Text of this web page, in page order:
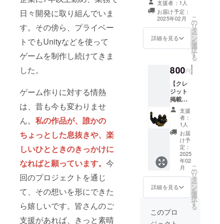
日々開発に取り組んでいま
す。その傍ら、プライベー
トでもUnityなどを使って
ゲームを制作し続けてきま
した。
ゲーム作りに対する情熱
は、昔も今も変わりませ
ん。 私の作品が、誰かの
ちょっとした息抜きや、楽
しいひとときのきっかけに
なればと願っています。 今
回のプロジェクトを通じ
て、その想いを形にできた
ら嬉しいです。皆さんのご
支援があれば、きっと素晴
いただきます。
・掲載期間：ア
プリが存続する
限り掲載 ・掲載
方法：クレジッ
時、必ず備考欄
れるお名前をご
記入ください
支援者：1人
お届け予定：
2025年02月
詳細を見る
こ
の
リ
タ
ー
ン
を
選
択
す
る
800円
【クレ
ジット
掲載＋
ゲーム
内スキ
ン】 ク
レジッ
ト掲載
に加
え、
ゲーム
内で利
用可能
な猫ス
キンが
受け取
れる
コード
支援
者：
1人
お届
け予
定：
2025
年02
月
詳細を見る
こ
の
リ
タ
ー
ン
を
選
択
す
る
このプロ